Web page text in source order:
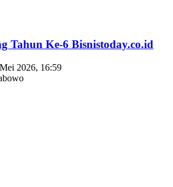
Tahun Ke-6 Bisnistoday.co.id
2026, 16:59